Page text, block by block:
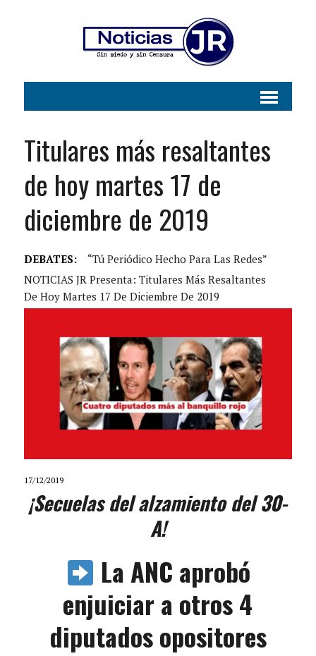
Titulares más resaltantes
de hoy martes 17 de
diciembre de 2019
DEBATES:
“Tú Periódico Hecho Para Las Redes”
NOTICIAS JR Presenta: Titulares Más Resaltantes
De Hoy Martes 17 De Diciembre De 2019
17/12/2019
¡Secuelas del alzamiento del 30-
A!
La ANC aprobó
enjuiciar a otros 4
diputados opositores